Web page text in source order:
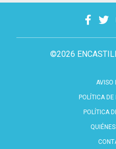
©2026
AVISO
POLÍTICA
POLÍTICA